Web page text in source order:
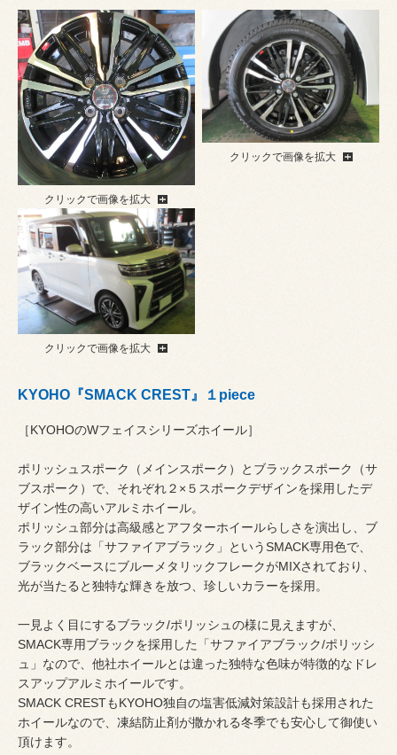
クリックで画像を拡大
クリックで画像を拡大
クリックで画像を拡大
KYOHO『SMACK CREST』１piece
［KYOHOのWフェイスシリーズホイール］
ポリッシュスポーク（メインスポーク）とブラックスポーク（サ
ブスポーク）で、それぞれ２×５スポークデザインを採用したデ
ザイン性の高いアルミホイール。
ポリッシュ部分は高級感とアフターホイールらしさを演出し、ブ
ラック部分は「サファイアブラック」というSMACK専用色で、
ブラックベースにブルーメタリックフレークがMIXされており、
光が当たると独特な輝きを放つ、珍しいカラーを採用。
一見よく目にするブラック/ポリッシュの様に見えますが、
SMACK専用ブラックを採用した「サファイアブラック/ポリッシ
ュ」なので、他社ホイールとは違った独特な色味が特徴的なドレ
スアップアルミホイールです。
SMACK CRESTもKYOHO独自の塩害低減対策設計も採用された
ホイールなので、凍結防止剤が撒かれる冬季でも安心して御使い
頂けます。